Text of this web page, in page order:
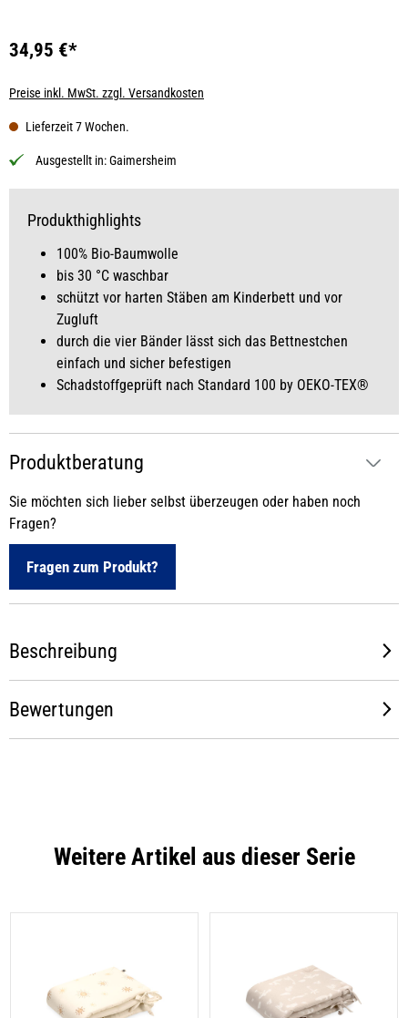
Produkthighlights
100% Bio-Baumwolle
bis 30 °C waschbar
schützt vor harten Stäben am Kinderbett und vor
Zugluft
durch die vier Bänder lässt sich das Bettnestchen
einfach und sicher befestigen
Schadstoffgeprüft nach Standard 100 by OEKO-TEX®
34,95 €*
Preise inkl. MwSt. zzgl. Versandkosten
Lieferzeit 7 Wochen.
Ausgestellt in:Gaimersheim
Produktberatung
Sie möchten sich lieber selbst überzeugen oder haben noch
Fragen?
Fragen zum Produkt?
Beschreibung
Bewertungen
Weitere Artikel aus dieser Serie